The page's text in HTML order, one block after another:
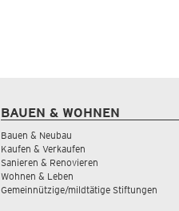
BAUEN & WOHNEN
Bauen & Neubau
Kaufen & Verkaufen
Sanieren & Renovieren
Wohnen & Leben
Gemeinnützige/mildtätige Stiftungen